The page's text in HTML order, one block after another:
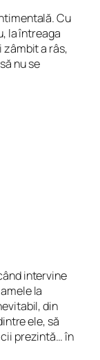
Cu
la întreaga
zâmbit a râs,
nu se
intervine
la
din
ele, să
prezintă… în